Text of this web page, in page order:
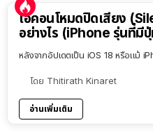
ไอคอนโหมดปิดเสียง
อย่างไร (iPhone รุ่นที่มี
หลังจากอัปเดตเป็น iOS 18 หรือแม้
โดย Thitirath Kinaret
อ่านเพิ่มเติม